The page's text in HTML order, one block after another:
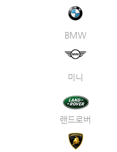
BMW
미니
랜드로버